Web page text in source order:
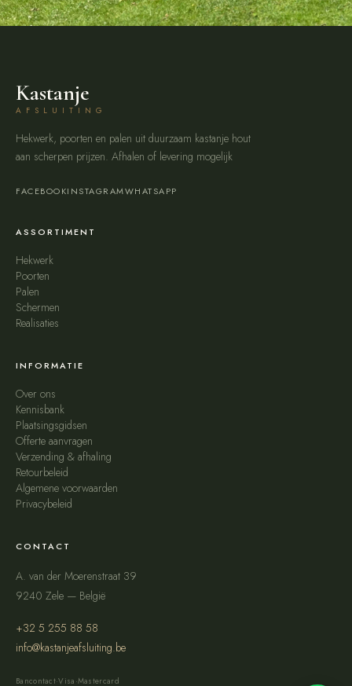
Kastanje
AFSLUITING
Hekwerk, poorten en palen uit duurzaam kastanje hout
aan scherpen prijzen. Afhalen of levering mogelijk
FACEBOOKINSTAGRAMWHATSAPP
ASSORTIMENT
Hekwerk
Poorten
Palen
Schermen
Realisaties
INFORMATIE
Over ons
Kennisbank
Plaatsingsgidsen
Offerte aanvragen
Verzending & afhaling
Retourbeleid
Algemene voorwaarden
Privacybeleid
CONTACT
A. van der Moerenstraat 39
9240 Zele — België
+32 5 255 88 58
info@kastanjeafsluiting.be
Bancontact·Visa ·Mastercard